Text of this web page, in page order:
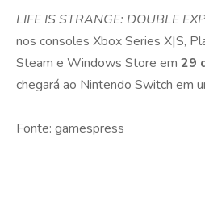
LIFE IS STRANGE: DOUBLE
nos consoles Xbox Series X|S,
Steam e Windows Store em 29
chegará ao Nintendo Switch em
Fonte: gamespress